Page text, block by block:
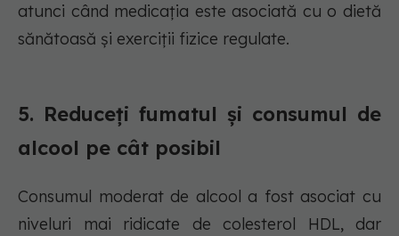
atunci când medicația este asociată cu o dietă
sănătoasă și exerciții fizice regulate.
5. Reduceți fumatul și consumul de
alcool pe cât posibil
Consumul moderat de alcool a fost asociat cu
niveluri mai ridicate de colesterol HDL, dar